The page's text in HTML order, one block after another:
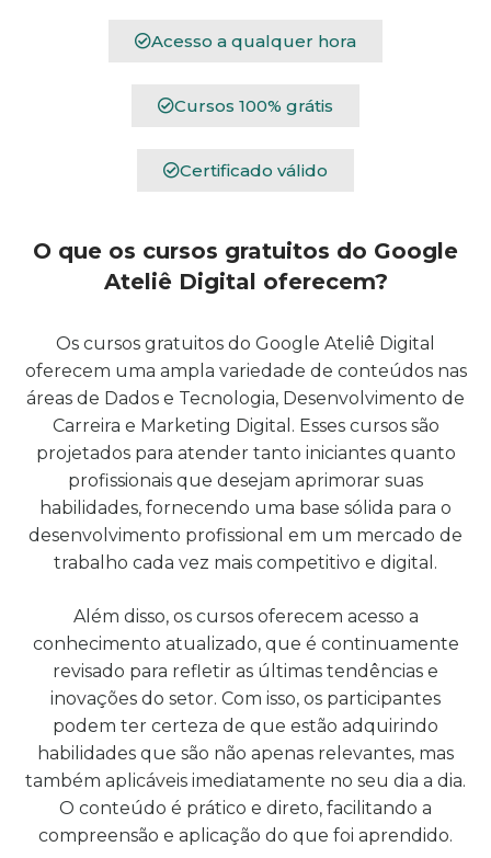
Acesso a qualquer hora
Cursos 100% grátis
Certificado válido
O que os cursos gratuitos do Google
Ateliê Digital oferecem?
Os cursos gratuitos do Google Ateliê Digital
oferecem uma ampla variedade de conteúdos nas
áreas de Dados e Tecnologia, Desenvolvimento de
Carreira e Marketing Digital. Esses cursos são
projetados para atender tanto iniciantes quanto
profissionais que desejam aprimorar suas
habilidades, fornecendo uma base sólida para o
desenvolvimento profissional em um mercado de
trabalho cada vez mais competitivo e digital.
Além disso, os cursos oferecem acesso a
conhecimento atualizado, que é continuamente
revisado para refletir as últimas tendências e
inovações do setor. Com isso, os participantes
podem ter certeza de que estão adquirindo
habilidades que são não apenas relevantes, mas
também aplicáveis imediatamente no seu dia a dia.
O conteúdo é prático e direto, facilitando a
compreensão e aplicação do que foi aprendido.